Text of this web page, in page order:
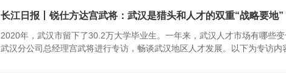
长江日报丨锐仕方达宫武将：武汉是猎头和人才的双重“战略要地”
2020年，武汉市留下了30.2万大学毕业生。一年来，武汉人才市场有哪些
武汉分公司总经理宫武将进行专访，畅谈武汉地区人才发展。以下为专访内